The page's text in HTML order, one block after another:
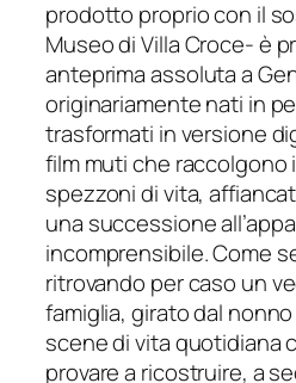
prodotto proprio con il
Museo di Villa Croce- è
anteprima assoluta a
originariamente nati in
trasformati in versione
film muti che raccolgono
spezzoni di vita,
una successione
incomprensibile. Come
ritrovando per caso un
famiglia, girato dal
scene di vita quotidiana
provare a ricostruire, a